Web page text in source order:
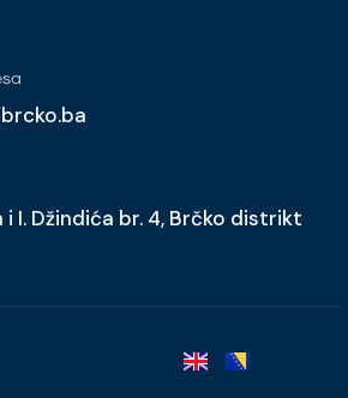
i I. Džindića br. 4, Brčko distrikt